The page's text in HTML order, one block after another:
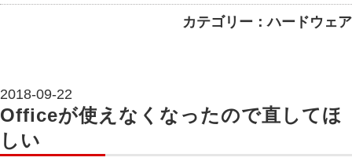
カテゴリー：ハードウェア
2018-09-22
Officeが使えなくなったので直してほ
しい